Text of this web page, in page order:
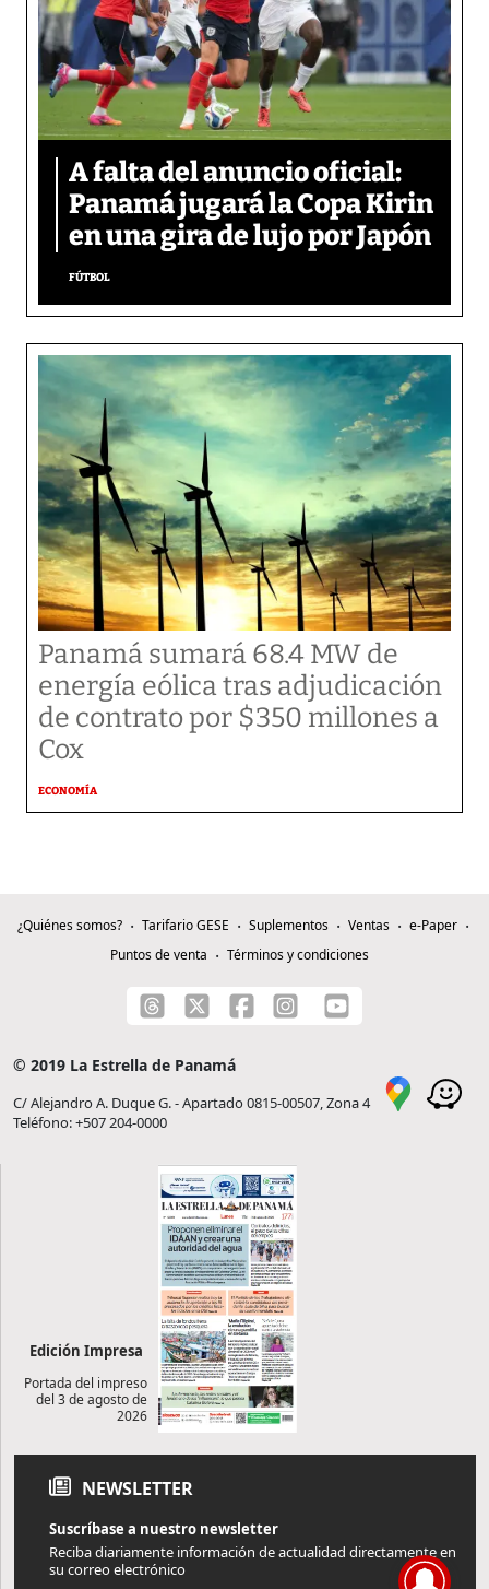
A falta del anuncio oficial:
Panamá jugará la Copa Kirin
en una gira de lujo por Japón
FÚTBOL
Panamá sumará 68.4 MW de
energía eólica tras adjudicación
de contrato por $350 millones a
Cox
ECONOMÍA
¿Quiénes somos? Tarifario GESE Suplementos Ventas
e-Paper
Puntos de venta
Términos y condiciones
© 2019 La Estrella de Panamá
C/ Alejandro A. Duque G. - Apartado 0815-00507, Zona 4
Teléfono: +507 204-0000
Edición Impresa
Portada del impreso
del 3 de agosto de
2026
NEWSLETTER
Suscríbase a nuestro newsletter
Reciba diariamente información de actualidad directamente en
su correo electrónico